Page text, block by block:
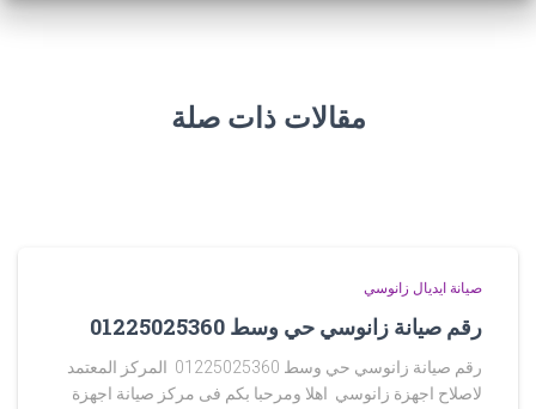
مقالات ذات صلة
صيانة ايديال زانوسي
رقم صيانة زانوسي حي وسط 01225025360
رقم صيانة زانوسي حي وسط 01225025360 المركز المعتمد
لاصلاح اجهزة زانوسي اهلا ومرحبا بكم فى مركز صيانة اجهزة